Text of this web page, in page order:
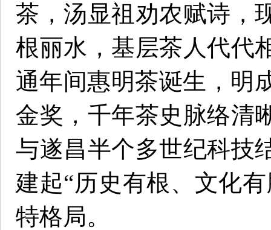
茶，汤显祖劝农赋诗，
根丽水，基层茶人代代
通年间惠明茶诞生，明
金奖，千年茶史脉络清
与遂昌半个多世纪科技
建起“历史有根、文化
特格局。